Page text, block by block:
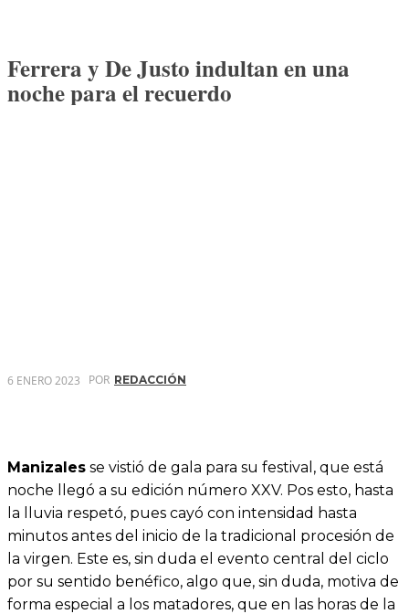
Ferrera y De Justo indultan en una
noche para el recuerdo
6 ENERO 2023 POR REDACCIÓN
Manizales se vistió de gala para su festival, que está
noche llegó a su edición número XXV. Pos esto, hasta
la lluvia respetó, pues cayó con intensidad hasta
minutos antes del inicio de la tradicional procesión de
la virgen. Este es, sin duda el evento central del ciclo
por su sentido benéfico, algo que, sin duda, motiva de
forma especial a los matadores, que en las horas de la